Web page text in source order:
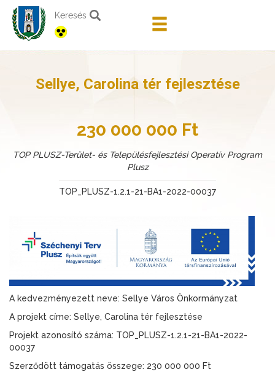
Keresés
Sellye, Carolina tér fejlesztése
230 000 000 Ft
TOP PLUSZ-Terület- és Településfejlesztési Operatív Program
Plusz
TOP_PLUSZ-1.2.1-21-BA1-2022-00037
A kedvezményezett neve: Sellye Város Önkormányzat
A projekt címe: Sellye, Carolina tér fejlesztése
Projekt azonosító száma: TOP_PLUSZ-1.2.1-21-BA1-2022-
00037
Szerződött támogatás összege: 230 000 000 Ft